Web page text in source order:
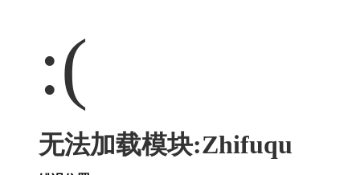
:(
无法加载模块:Zhifuqu